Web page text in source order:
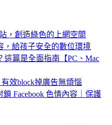
，創造綠色的上網空間
，給孩子安全的數位環境
這篇是全面指南【PC、Mac
效block掉廣告無煩惱
鎖 Facebook 色情內容｜保護